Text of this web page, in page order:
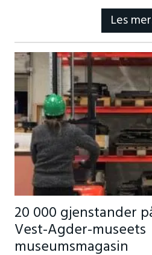
Les
20 000 gjenstander
Vest-Agder-museets
museumsmagasin